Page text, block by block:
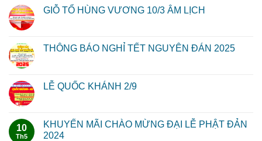
GIỖ TỔ HÙNG VƯƠNG 10/3 ÂM LỊCH
THÔNG BÁO NGHỈ TẾT NGUYÊN ĐÁN 2025
LỄ QUỐC KHÁNH 2/9
10
Th5
KHUYẾN MÃI CHÀO MỪNG ĐẠI LỄ PHẬT ĐẢN
2024